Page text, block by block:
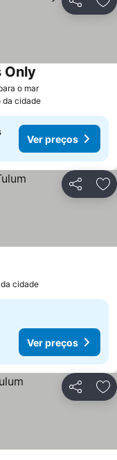
Partilhar
o marVer preços
Only
da cidade
Ver preços
Partilhar
preços
cidade
Ver preços
Partilhar